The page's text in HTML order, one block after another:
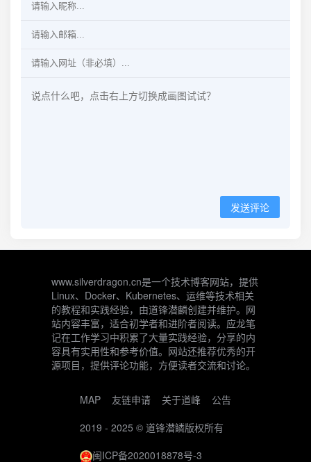
发送评论
www.silverdragon.cn是一个技术博客网站，提供
Linux、Docker、Kubernetes、运维等技术相关
的教程和实践经验，由道锋潜麟创建并维护。网
站内容丰富，适合初学者和进阶者阅读。应龙笔
记在工作学习中积累了大量实践经验，分享的内
容具有实用性和参考价值。网站还推荐优秀的开
源项目，提供评论功能，方便读者交流和讨论。
MAP 友链申请 关于道峰
公告
2019 - 2025 © 道锋潜鳞版权所有
闽ICP备2020018878号-3